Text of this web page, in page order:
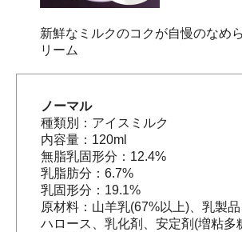
新鮮なミルクのコクが自慢のなめ
リーム
ノーマル
種類別：アイスミルク
内容量：120ml
無脂乳固形分：12.4%
乳脂肪分：6.7%
乳固形分：19.1%
原材料：山羊乳(67%以上)、乳製
ハロース、乳化剤、安定剤(増粘多